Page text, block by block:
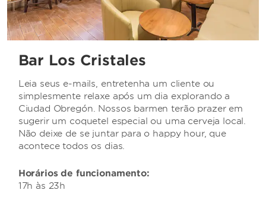
Bar Los Cristales
Leia seus e-mails, entretenha um cliente ou
simplesmente relaxe após um dia explorando a
Ciudad Obregón. Nossos barmen terão prazer em
sugerir um coquetel especial ou uma cerveja local.
Não deixe de se juntar para o happy hour, que
acontece todos os dias.
Horários de funcionamento:
17h às 23h